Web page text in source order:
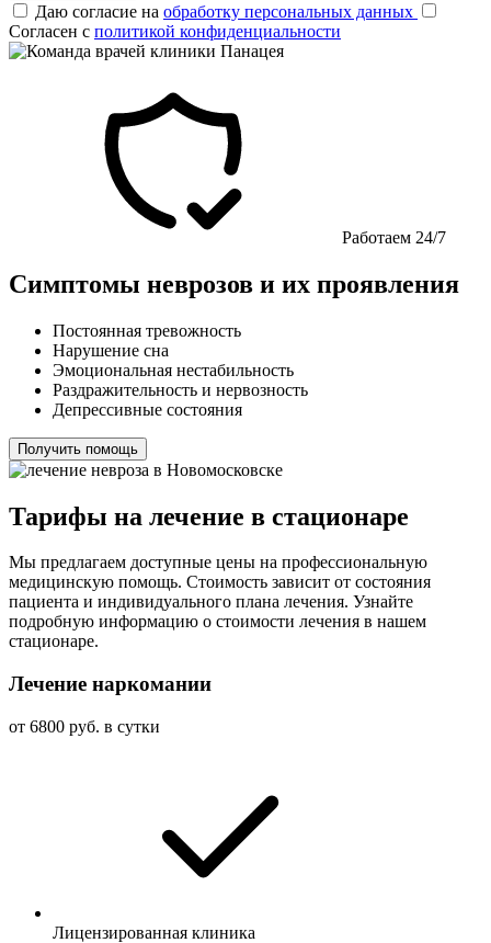
Даю согласие на обработку персональных данных
Согласен с политикой конфиденциальности
Работаем 24/7
Симптомы неврозов и их проявления
Постоянная тревожность
Нарушение сна
Эмоциональная нестабильность
Раздражительность и нервозность
Депрессивные состояния
Получить помощь
Тарифы на лечение в стационаре
Мы предлагаем доступные цены на профессиональную
медицинскую помощь. Стоимость зависит от состояния
пациента и индивидуального плана лечения. Узнайте
подробную информацию о стоимости лечения в нашем
стационаре.
Лечение наркомании
от 6800 руб. в сутки
Лицензированная клиника